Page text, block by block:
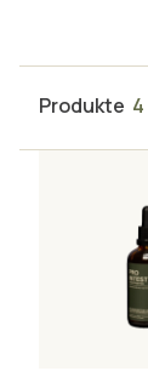
Produkte 4